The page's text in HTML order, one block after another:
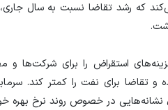
که رشد تقاضا نسبت به سال جاری،
هزینه‌های استقراض را برای شرکت‌ها
تقاضا برای نفت را کمتر کند.
نشانه‌هایی در خصوص روند نرخ بهره